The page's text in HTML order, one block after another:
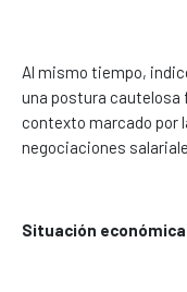
Al mismo tiempo,
una postura cautelosa
contexto marcado por
negociaciones
Situación